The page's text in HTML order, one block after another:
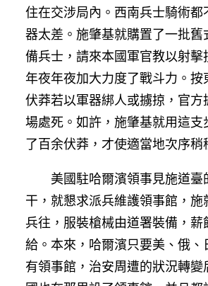
住在交涉局內。西南兵士騎術都
器太差。施肇基就購置了一批舊
備兵士，請來本國軍官教以射擊
年夜年夜加大力度了戰斗力。按
伏莽若以軍器綁人或擄掠，官方
場處死。如許，施肇基就用這支
了百余伏莽，才使適當地次序稍
美國駐哈爾濱領事見施道臺
干，就懇求派兵維護領事館，施
兵往，服裝槍械由道署裝備，薪
給。本來，哈爾濱只要美、俄、
有領事館，治安周遭的狀況轉變